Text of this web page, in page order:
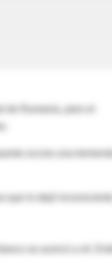
Rumania, pero el
occiso una
que lo dejó
se acercó a mí.